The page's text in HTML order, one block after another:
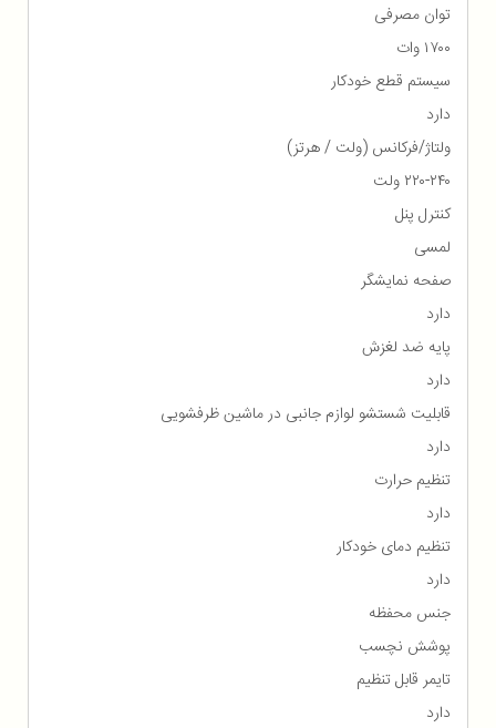
توان مصرفی
۱۷۰۰ وات
سیستم قطع خودکار
دارد
ولتاژ/فرکانس (ولت / هرتز)
۲۲۰-۲۴۰ ولت
کنترل پنل
لمسی
صفحه نمایشگر
دارد
پایه ضد لغزش
دارد
قابلیت شستشو لوازم جانبی در ماشین ظرفشویی
دارد
تنظیم حرارت
دارد
تنظیم دمای خودکار
دارد
جنس محفظه
پوشش نچسب
تایمر قابل تنظیم
دارد